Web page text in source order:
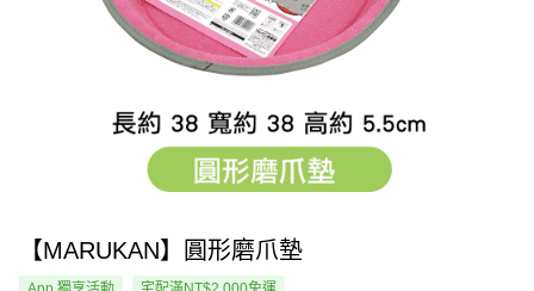
【MARUKAN】圓形磨爪墊